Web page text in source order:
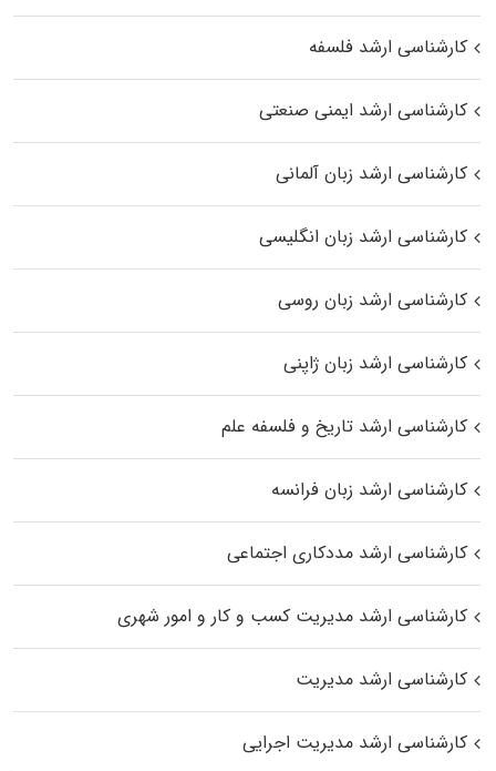
کارشناسی ارشد فلسفه
کارشناسی ارشد ایمنی صنعتی
کارشناسی ارشد زبان آلمانی
کارشناسی ارشد زبان انگلیسی
کارشناسی ارشد زبان روسی
کارشناسی ارشد زبان ژاپنی
کارشناسی ارشد تاریخ و فلسفه علم
کارشناسی ارشد زبان فرانسه
کارشناسی ارشد مددکاری اجتماعی
کارشناسی ارشد مدیریت کسب و کار و امور شهری
کارشناسی ارشد مدیریت
کارشناسی ارشد مدیریت اجرایی